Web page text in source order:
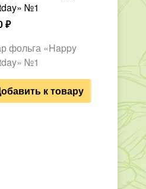
№1
₽
фольга «Happy
№1
к товару
микс
11